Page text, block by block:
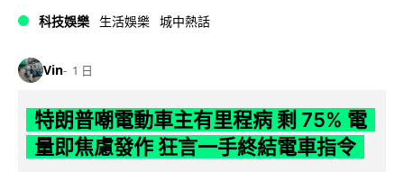
科技娛樂 生活娛樂 城中熱話
Vin 1 日
特朗普嘲電動車主有里程病 剩 75% 電
量即焦慮發作 狂言一手終結電車指令